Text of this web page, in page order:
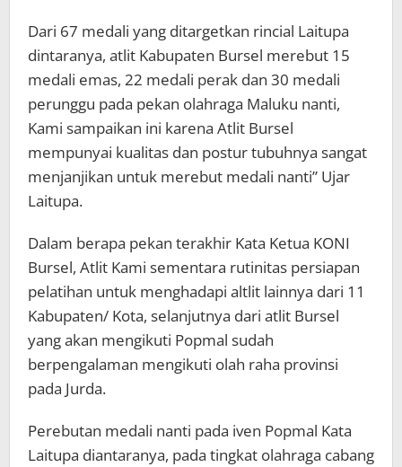
Dari 67 medali yang ditargetkan rincial Laitupa
dintaranya, atlit Kabupaten Bursel merebut 15
medali emas, 22 medali perak dan 30 medali
perunggu pada pekan olahraga Maluku nanti,
Kami sampaikan ini karena Atlit Bursel
mempunyai kualitas dan postur tubuhnya sangat
menjanjikan untuk merebut medali nanti” Ujar
Laitupa.
Dalam berapa pekan terakhir Kata Ketua KONI
Bursel, Atlit Kami sementara rutinitas persiapan
pelatihan untuk menghadapi altlit lainnya dari 11
Kabupaten/ Kota, selanjutnya dari atlit Bursel
yang akan mengikuti Popmal sudah
berpengalaman mengikuti olah raha provinsi
pada Jurda.
Perebutan medali nanti pada iven Popmal Kata
Laitupa diantaranya, pada tingkat olahraga cabang